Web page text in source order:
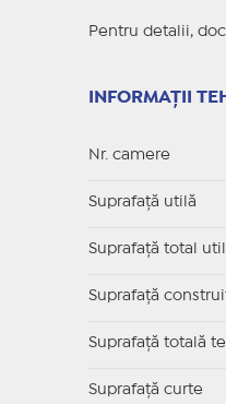
Pentru detalii,
INFORMAȚII
Nr. camere
Suprafaţă utilă
Suprafaţă total
Suprafaţă
Suprafață totală
Suprafaţă curte